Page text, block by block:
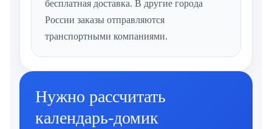
бесплатная доставка. В другие города
России заказы отправляются
транспортными компаниями.
Нужно рассчитать
календарь-домик